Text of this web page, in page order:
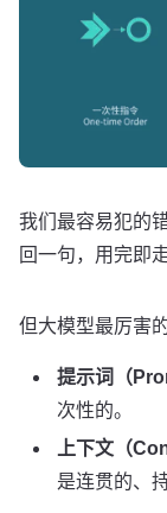
我们最容易犯的
回一句，用完即走
但大模型最厉害
提示词（
次性的。
上下文（
是连贯的、